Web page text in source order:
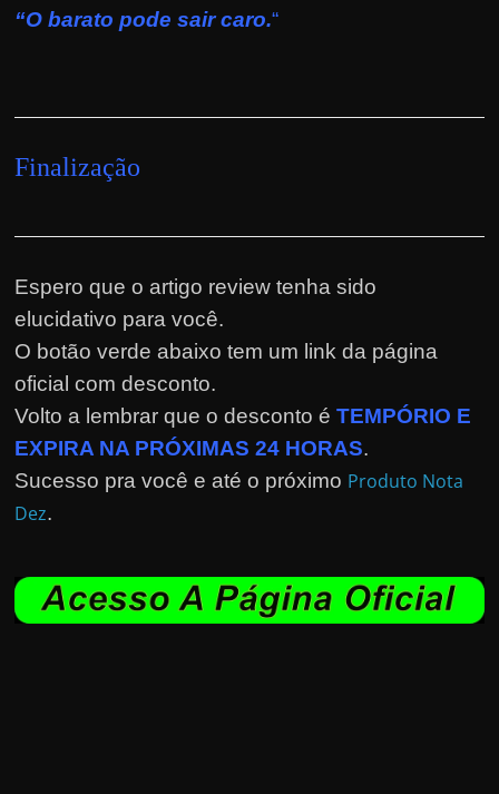
“O barato pode sair caro.“
Finalização
Espero que o artigo review tenha sido
elucidativo para você.
O botão verde abaixo tem um link da página
oficial com desconto.
Volto a lembrar que o desconto éTEMPÓRIO E
EXPIRA NA PRÓXIMAS 24 HORAS.
Sucesso pra você e até o próximo Produto Nota
Dez.